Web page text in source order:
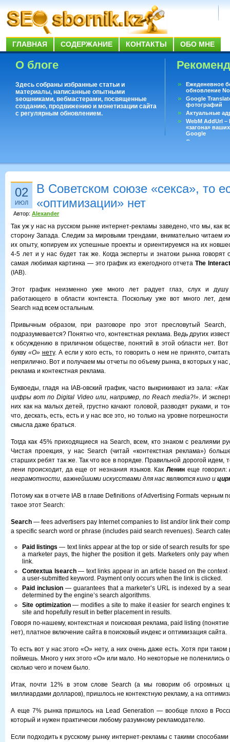
ГЛАВНАЯ СОДЕРЖАНИЕ КОНТАКТЫ ОБО МНЕ
О блоге
Здесь собраны избранные статьи и
материалы, написанные опытными
seoшниками, вебмастерами, посвященные
созданию, продвижению и монетизации сайта
с регулярным обновлением.
Ежеденевное
обновление
Google
фотографий
Актуальные
WebM AddUrl
«загона»
Google
Существует
02
ИЮЛ
В Советском союзе «секса», то
«оптимизации» нет
Автор: Alexander
Так уж у нас на русском рынке интернет-рекламы заведено, что мы, как
сторону Запада. Следим за мировыми трендами, внимательно читаем
их опыту, копируем их успешные проекты и ориентируемся на их
4-5 лет и у нас будет так же. Когда эксперты и знатоки рынка говорят
самая любимая картинка — это график из ежегодного отчета The
(IAB).
Этот график неизменно уже много лет радует глаз, слух и душу
работающего в области контекста. Поскольку уже вот много лет,
Search над всем остальным.
Привычным образом, при разговоре про этот пресловутый
подразумевается? Понятно что, контекстная реклама. Ведь других
к обсуждению в приличном обществе, понятий в этой области нет. Вот
букву «О» нету. А если у кого есть, то говорить о нем не принято,
неприлично. Вот и получаем мы отчеты по объему рынка, в которых у
реклама и контекстная реклама.
Буквоеды, гладя на IAB-овский график, часто выкрикивают из зала:
цифры вот по Digital Video или, например, по Reach media?!». И
них как на малых детей, грустно качают головой, разводят руками, и
что, дескать, есть, есть и у нас все это, но только на уровне
смысла даже браться.
Тогда как 45% приходящиеся на Search, всем, кто знаком с реалиями
Чистая проекция, у нас Search (читай «контекстная реклама»)
старших ребят так же. Так что все в порядке. Правильной дорогой идем,
лени происходит, да еще от незнания языков. КакЛенин еще говорил:
неграмотности, важнейшими искусствами для нас являются кино и
Потому как в отчете IAB в главе Definitions of Advertising Formats черным
такое этот Search:
Search — fees advertisers pay Internet companies to list and/or link their
a specific search word or phrase (includes paid search revenues). Search
Paid listings — text links appear at the top or side of search results for
a marketer pays, the higher the position it gets. Marketers only pay
link.
Contextua lsearch— text links appear in an article based on the context
a user-submitted keyword. Payment only occurs when the link is clicked.
Paid inclusion — guarantees that a marketer’s URL is indexed by a
determined by the engine’s search algorithms.
Site optimization— modifies a site to make it easier for search engines
site and hopefully result in better placement in results.
Говоря по-нашему, контекстная и поисковая реклама, paid listing (понятие
нет), платное включение сайта в поисковый индекс и оптимизация сайта.
То есть вот у нас этого «О» нету, а них очень даже есть. Хотя при таком
поймешь. Много у них этого «О» или мало. Но некоторые не поленились
сколько чего и почем было.
Итак, почти 12% в этом слове Search (а мы говорим об огромных
миллиардами долларов), пришлось не контекстную рекламу, а на
А еще 7% рынка пришлось на Lead Generation — вообще плохо в
который и нужен практически любому разумному рекламодателю.
Если подходить к русскому рынку интернет-рекламы с такими